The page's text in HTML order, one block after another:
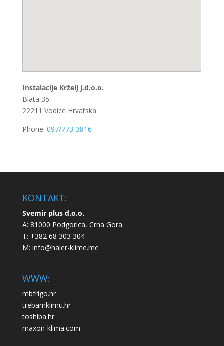
Instalacije Krželj j.d.o.o.
Blata 35
22211 Vodice Hrvatska
Phone: 097/773-3816
KONTAKT:
Svemir plus d.o.o.
A: 81000 Podgorica, Crna Gora
T: +382 68 303 304
M: info@haier-klime.me
WWW:
mbfrigo.hr
trebamklimu.hr
toshiba.hr
maxon-klima.com